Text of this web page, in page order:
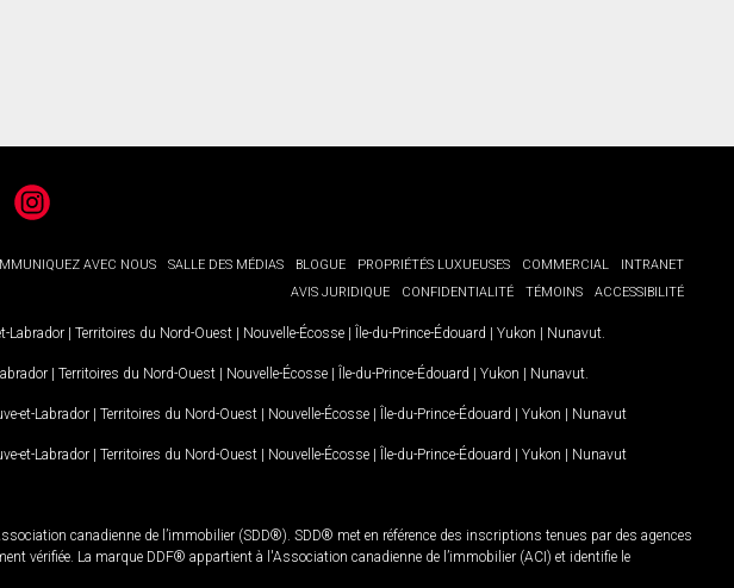
Instagram
AVEC NOUS SALLE DES MÉDIAS BLOGUE PROPRIÉTÉS LUXUEUSES COMMERCIAL
INTRANET
AVIS JURIDIQUE
CONFIDENTIALITÉ TÉMOINS ACCESSIBILITÉ
Labrador | Territoires du Nord-Ouest | Nouvelle-Écosse | Île-du-Prince-Édouard | Yukon | Nunavut
| Territoires du Nord-Ouest | Nouvelle-Écosse | Île-du-Prince-Édouard | Yukon | Nunavut
et-Labrador | Territoires du Nord-Ouest | Nouvelle-Écosse | Île-du-Prince-Édouard | Yukon | Nunavut
et-Labrador | Territoires du Nord-Ouest | Nouvelle-Écosse | Île-du-Prince-Édouard | Yukon | Nunavut
canadienne de l’immobilier (SDD®). SDD® met en référence des inscriptions tenues par des agences
vérifiée. La marque DDF® appartient à l'Association canadienne de l’immobilier (ACI) et identifie le